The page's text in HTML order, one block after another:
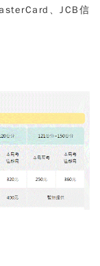
、JCB信